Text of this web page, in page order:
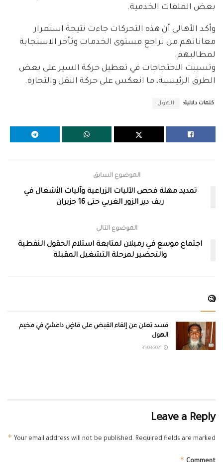
بعض الملفات الخدمية.
وأكد الأهالي أن هذه التحركات جاءت نتيجة استمرار
معاناتهم من تراجع مستوى الخدمات وتأخر الاستجابة
لمطالبهم.
وتسببت الاحتجاجات في تعطيل حركة السير على بعض
الطرق الرئيسية، ما انعكس على حركة النقل والتجارة.
كلمات دلالية: الهول
الموضوع السابق
تمديد مهلة فحص الآليات الزراعية وآليات الأشغال في
ريف دير الزور الغربي حتى 16 حزيران
الموضوع التالي
اجتماع موسع في رميلان لمتابعة استلام الحقول النفطية
والتحضير لمرحلة التشغيل المقبلة
🧐
قسد تعلن عن إلقاء القبض على قاضٍ داعشيّ في مخيم
الهول
Leave a Reply
Your email address will not be published. Required fields are marked
*
*